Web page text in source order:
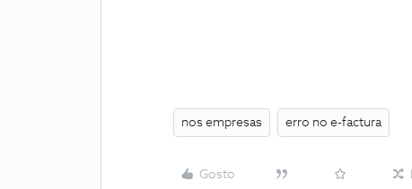
nos empresas erro no e-factura
Gosto